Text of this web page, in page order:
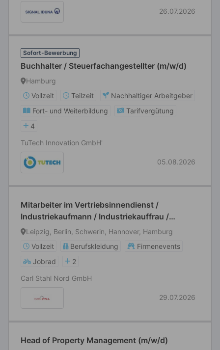
26.07.2026
Sofort-Bewerbung
Buchhalter / Steuerfachangestellter (m/w/d)
Hamburg
Vollzeit
Teilzeit
Nachhaltiger Arbeitgeber
Fort- und Weiterbildung
Tarifvergütung
4
TuTech Innovation GmbH'
05.08.2026
Mitarbeiter im Vertriebsinnendienst /
Industriekaufmann / Industriekauffrau /
Sachbearbeiter (m/w/d)
Leipzig, Berlin, Schwerin, Hannover, Hamburg
Vollzeit
Berufskleidung
Firmenevents
Jobrad
2
Carl Stahl Nord GmbH
29.07.2026
Head of Property Management (m/w/d)